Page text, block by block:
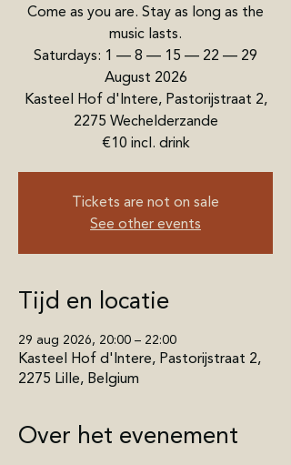
Come as you are. Stay as long as the
music lasts.
Saturdays: 1 — 8 — 15 — 22 — 29
August 2026
Kasteel Hof d'Intere, Pastorijstraat 2,
2275 Wechelderzande
€10 incl. drink
Tickets are not on sale
See other events
Tijd en locatie
29 aug 2026, 20:00 – 22:00
Kasteel Hof d'Intere, Pastorijstraat 2,
2275 Lille, Belgium
Over het evenement